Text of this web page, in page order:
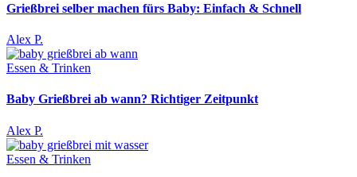
Grießbrei selber machen fürs Baby: Einfach & Schnell
Alex P.
Essen & Trinken
Baby Grießbrei ab wann? Richtiger Zeitpunkt
Alex P.
Essen & Trinken